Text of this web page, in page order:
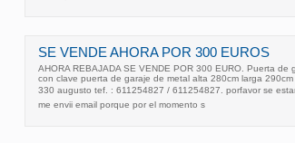
SE VENDE AHORA POR 300 EUROS
AHORA REBAJADA SE VENDE POR 300 EURO. Puerta de
con clave puerta de garaje de metal alta 280cm larga
330 augusto tef. : 611254827 / 611254827. porfavor se
me envii email porque por el momento s